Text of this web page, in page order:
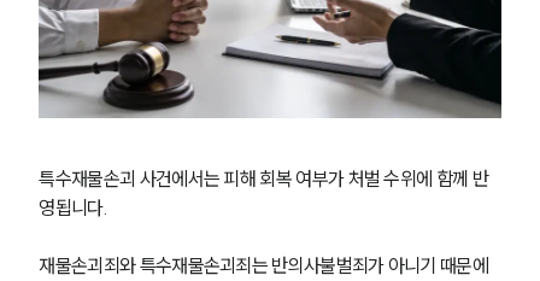
특수재물손괴 사건에서는 피해 회복 여부가 처벌 수위에 함께 반
영됩니다.
재물손괴죄와 특수재물손괴죄는 반의사불벌죄가 아니기 때문에